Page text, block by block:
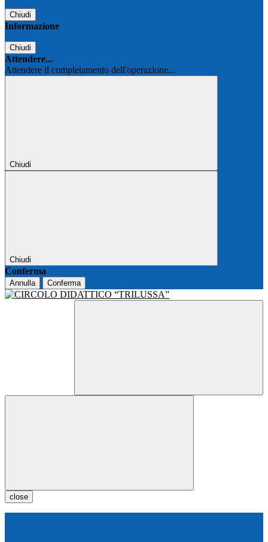
Chiudi
Informazione
Chiudi
Attendere...
Attendere il completamento dell'operazione...
Chiudi
Chiudi
Conferma
Annulla Conferma
close